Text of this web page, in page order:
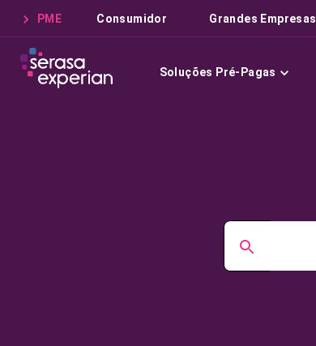
PME Consumidor Grandes Empresas
Soluções Pré-Pagas